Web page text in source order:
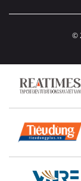
©